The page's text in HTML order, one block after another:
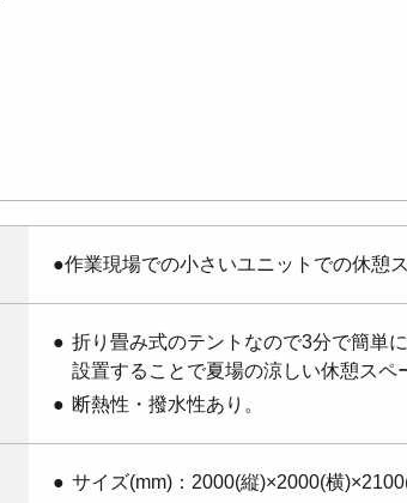
●作業現場での小さいユニットでの休憩
折り畳み式のテントなので3分で簡単
設置することで夏場の涼しい休憩スペ
断熱性・撥水性あり。
サイズ(mm)：2000(縦)×2000(横